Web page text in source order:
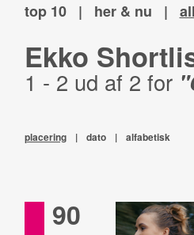
top 10 | her & nu |
Ekko
1 - 2 ud af 2 for
placering | dato | alfabetisk
90